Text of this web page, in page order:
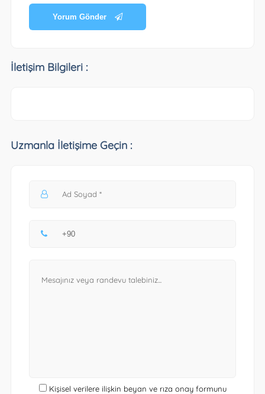
Yorum Gönder
İletişim Bilgileri :
Uzmanla İletişime Geçin :
Kişisel verilere ilişkin beyan ve rıza onay formunu